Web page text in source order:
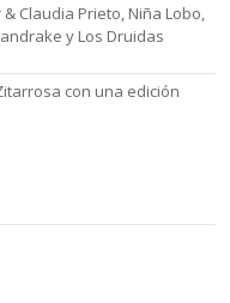
Claudia Prieto, Niña Lobo,
y Los Druidas
con una edición